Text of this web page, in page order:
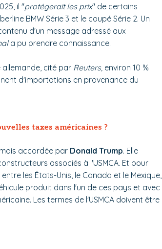
il "protégerait les prix" de certains
BMW Série 3 et le coupé Série 2. Un
d'un message adressé aux
a pu prendre connaissance.
cité par Reuters, environ 10 %
d'importations en provenance du
taxes américaines ?
accordée par Donald Trump. Elle
associés à l'USMCA. Et pour
les États-Unis, le Canada et le Mexique,
produit dans l'un de ces pays et avec
Les termes de l'USMCA doivent être